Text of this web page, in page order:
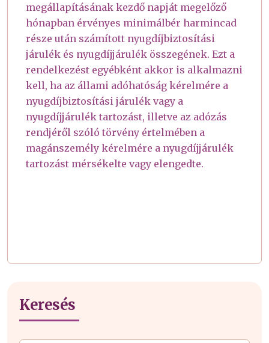
megállapításának kezdő napját megelőző
hónapban érvényes minimálbér harmincad
része után számított nyugdíjbiztosítási
járulék és nyugdíjjárulék összegének. Ezt a
rendelkezést egyébként akkor is alkalmazni
kell, ha az állami adóhatóság kérelmére a
nyugdíjbiztosítási járulék vagy a
nyugdíjjárulék tartozást, illetve az adózás
rendjéről szóló törvény értelmében a
magánszemély kérelmére a nyugdíjjárulék
tartozást mérsékelte vagy elengedte.
Keresés